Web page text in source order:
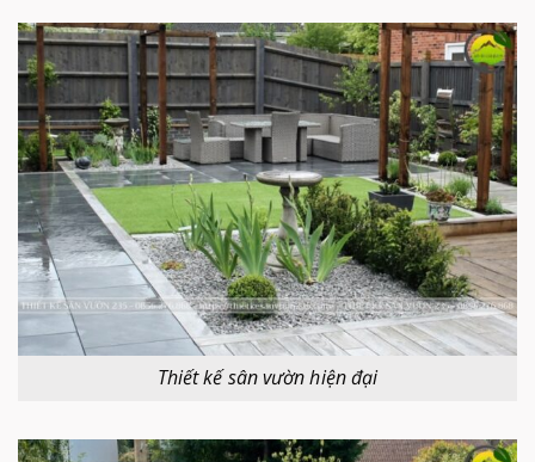
Thiết kế sân vườn hiện đại